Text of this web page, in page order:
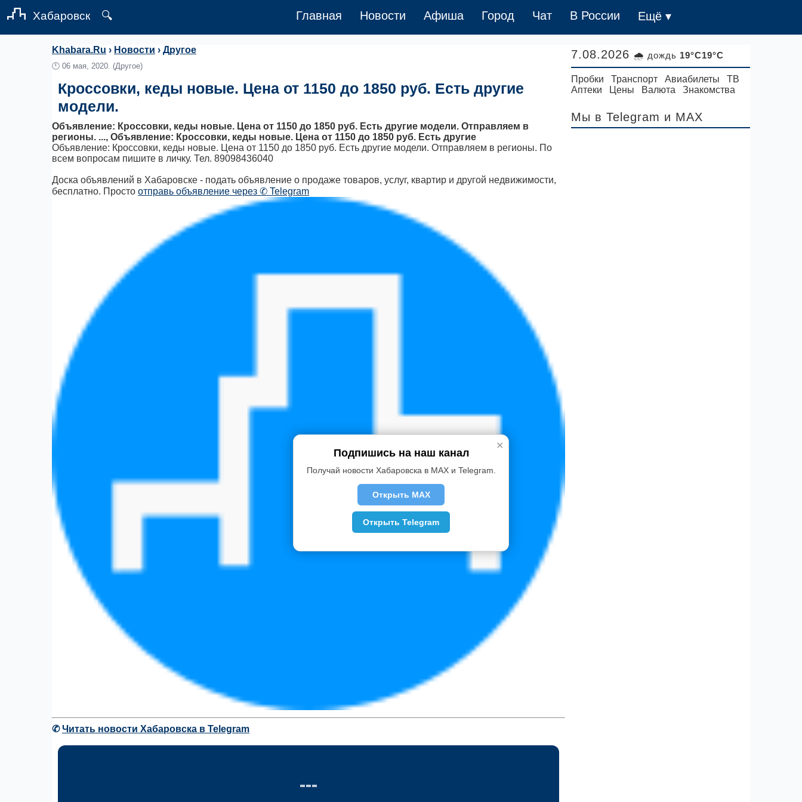
Хабаровск 🔍 Главная Новости Афиша Город Чат В России Ещё ▾
Khabara.Ru › Новости › Другое
🕛 06 мая, 2020. (Другое)
Кроссовки, кеды новые. Цена от 1150 до 1850 руб. Есть другие
модели.
Объявление: Кроссовки, кеды новые. Цена от 1150 до 1850 руб. Есть другие модели. Отправляем в
регионы. ..., Объявление: Кроссовки, кеды новые. Цена от 1150 до 1850 руб. Есть другие
Объявление: Кроссовки, кеды новые. Цена от 1150 до 1850 руб. Есть другие модели. Отправляем в регионы. По
всем вопросам пишите в личку. Тел. 89098436040
Доска объявлений в Хабаровске - подать объявление о продаже товаров, услуг, квартир и другой недвижимости,
бесплатно. Просто отправь объявление через ✆ Telegram
✆Читать новости Хабаровска в Telegram
✕
Подпишись на наш канал
Получай новости Хабаровска в MAX и Telegram.
Открыть MAX
Открыть Telegram
7.08.2026 🌧 дождь 19°C19°C
Пробки Транспорт Авиабилеты
ТВ
Аптеки
Цены Валюта Знакомства
Мы в Telegram и MAX